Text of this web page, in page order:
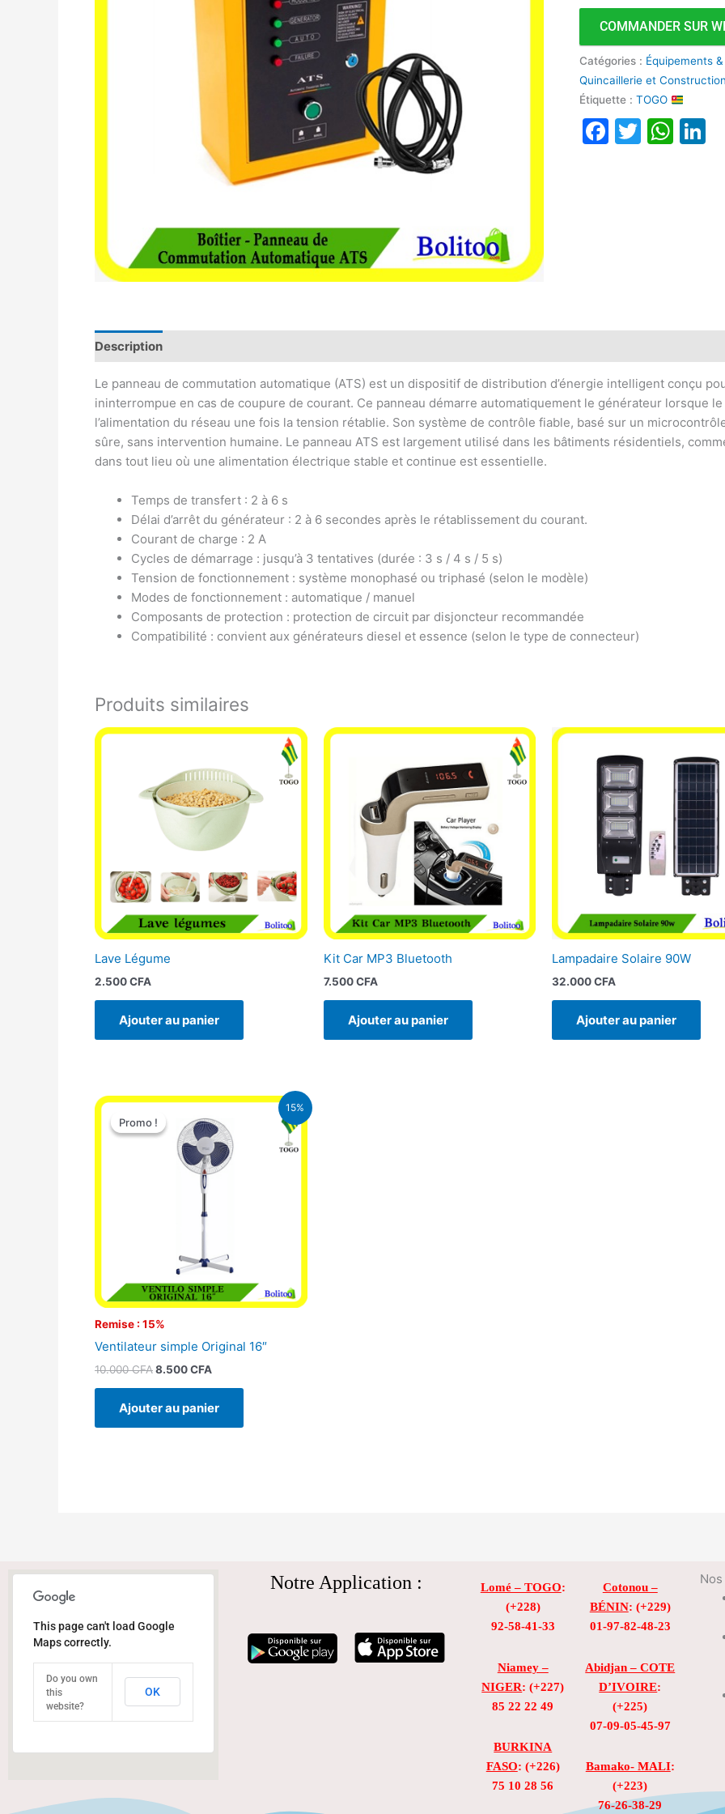
COMMANDER SUR
Catégories : Équipements
Quincaillerie et
Étiquette :TOGO
Facebook
Twitter
Description
Le panneau de commutation automatique (ATS) est un dispositif de distribution d’énergie intelligent conçu
ininterrompue en cas de coupure de courant. Ce panneau démarre automatiquement le générateur lorsque
l’alimentation du réseau une fois la tension rétablie. Son système de contrôle fiable, basé sur un
sûre, sans intervention humaine. Le panneau ATS est largement utilisé dans les bâtiments résidentiels,
dans tout lieu où une alimentation électrique stable et continue est essentielle.
Temps de transfert : 2 à 6 s
Délai d’arrêt du générateur : 2 à 6 secondes après le rétablissement du courant.
Courant de charge : 2 A
Cycles de démarrage : jusqu’à 3 tentatives (durée : 3 s / 4 s / 5 s)
Tension de fonctionnement : système monophasé ou triphasé (selon le modèle)
Modes de fonctionnement : automatique / manuel
Composants de protection : protection de circuit par disjoncteur recommandée
Compatibilité : convient aux générateurs diesel et essence (selon le type de connecteur)
Produits similaires
Lave Légume
2.500CFA
Ajouter au panier
Kit Car MP3 Bluetooth
7.500CFA
Ajouter au panier
Lampadaire Solaire 90W
32.000CFA
Ajouter au panier
15%
Promo !
Remise : 15%
Promo !
Ventilateur simple Original 16″
10.000CFA
Le
initial
était :
10.000 CFA.
8.500CFA
Le
actuel
est :
8.500 CFA.
Ajouter au panier
This page can't load Google
Maps correctly.
Do you own
this
website?
OK
Notre Application : Lomé – TOGO:
(+228)
92-58-41-33
Niamey –
NIGER: (+227)
85 22 22 49
BURKINA
FASO: (+226)
75 10 28 56
Cotonou –
BÉNIN: (+229)
01-97-82-48-23
Abidjan – COTE
D’IVOIRE:
(+225)
07-09-05-45-97
Bamako- MALI:
(+223)
76-26-38-29